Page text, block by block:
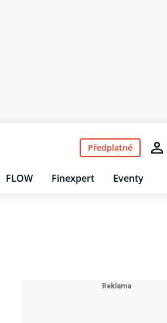
FLOW Finexpert Eventy
Předplatné